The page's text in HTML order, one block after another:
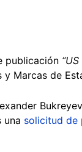
publicación
y Marcas de
una solicitud de